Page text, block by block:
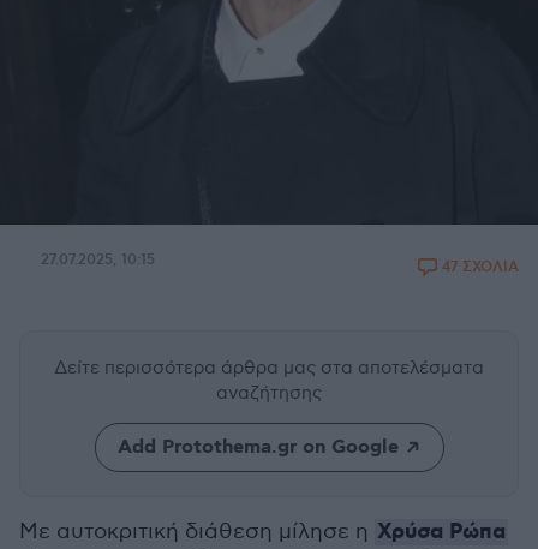
27.07.2025, 10:15 47 ΣΧΟΛΙΑ
Δείτε περισσότερα άρθρα μας στα αποτελέσματα
αναζήτησης
Add Protothema.gr on Google
Με αυτοκριτική διάθεση μίλησε η Χρύσα Ρώπα